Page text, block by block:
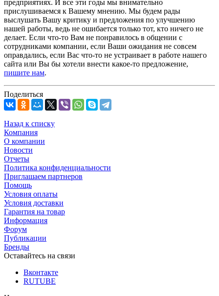
предприятиях. И все эти годы мы внимательно
прислушиваемся к Вашему мнению. Мы будем рады
выслушать Вашу критику и предложения по улучшению
нашей работы, ведь не ошибается только тот, кто ничего не
делает. Если что-то Вам не понравилось в общении с
сотрудниками компании, если Ваши ожидания не совсем
оправдались, если Вас что-то не устраивает в работе нашего
сайта или Вы бы хотели внести какое-то предложение,
пишите нам.
Поделиться
Назад к списку
Компания
О компании
Новости
Отчеты
Политика конфиденциальности
Приглашаем партнеров
Помощь
Условия оплаты
Условия доставки
Гарантия на товар
Информация
Форум
Публикации
Бренды
Оставайтесь на связи
Вконтакте
RUTUBE